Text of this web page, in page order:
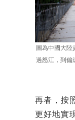
圖為中國大陸
過怒江，到偏
再者，按
更好地實